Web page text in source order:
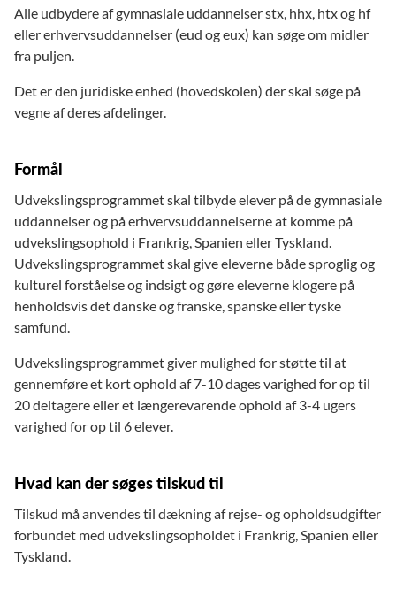
Alle udbydere af gymnasiale uddannelser stx, hhx, htx og hf
eller erhvervsuddannelser (eud og eux) kan søge om midler
fra puljen.
Det er den juridiske enhed (hovedskolen) der skal søge på
vegne af deres afdelinger.
Formål
Udvekslingsprogrammet skal tilbyde elever på de gymnasiale
uddannelser og på erhvervsuddannelserne at komme på
udvekslingsophold i Frankrig, Spanien eller Tyskland.
Udvekslingsprogrammet skal give eleverne både sproglig og
kulturel forståelse og indsigt og gøre eleverne klogere på
henholdsvis det danske og franske, spanske eller tyske
samfund.
Udvekslingsprogrammet giver mulighed for støtte til at
gennemføre et kort ophold af 7-10 dages varighed for op til
20 deltagere eller et længerevarende ophold af 3-4 ugers
varighed for op til 6 elever.
Hvad kan der søges tilskud til
Tilskud må anvendes til dækning af rejse- og opholdsudgifter
forbundet med udvekslingsopholdet i Frankrig, Spanien eller
Tyskland.